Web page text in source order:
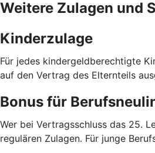
Weitere Zulagen und
Kinderzulage
Für jedes kindergeldberechtigte
auf den Vertrag des Elternteils
Bonus für
Wer bei Vertragsschluss das 25.
regulären Zulagen. Für junge